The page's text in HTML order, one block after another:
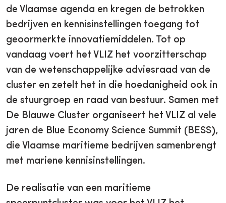
de Vlaamse agenda en kregen de betrokken
bedrijven en kennisinstellingen toegang tot
geoormerkte innovatiemiddelen. Tot op
vandaag voert het VLIZ het voorzitterschap
van de wetenschappelijke adviesraad van de
cluster en zetelt het in die hoedanigheid ook in
de stuurgroep en raad van bestuur. Samen met
De Blauwe Cluster organiseert het VLIZ al vele
jaren de Blue Economy Science Summit (BESS),
die Vlaamse maritieme bedrijven samenbrengt
met mariene kennisinstellingen.
De realisatie van een maritieme